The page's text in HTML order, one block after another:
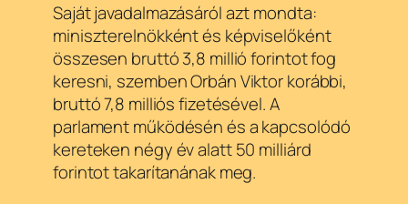
Saját javadalmazásáról azt mondta:
miniszterelnökként és képviselőként
összesen bruttó 3,8 millió forintot fog
keresni, szemben Orbán Viktor korábbi,
bruttó 7,8 milliós fizetésével. A
parlament működésén és a kapcsolódó
kereteken négy év alatt 50 milliárd
forintot takarítanának meg.